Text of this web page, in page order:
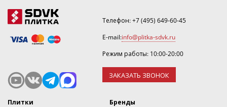
Телефон:+7 (495) 649-60-45
E-mail:info@plitka-sdvk.ru
Режим работы: 10:00-20:00
ЗАКАЗАТЬ ЗВОНОК
Плитки
Бренды